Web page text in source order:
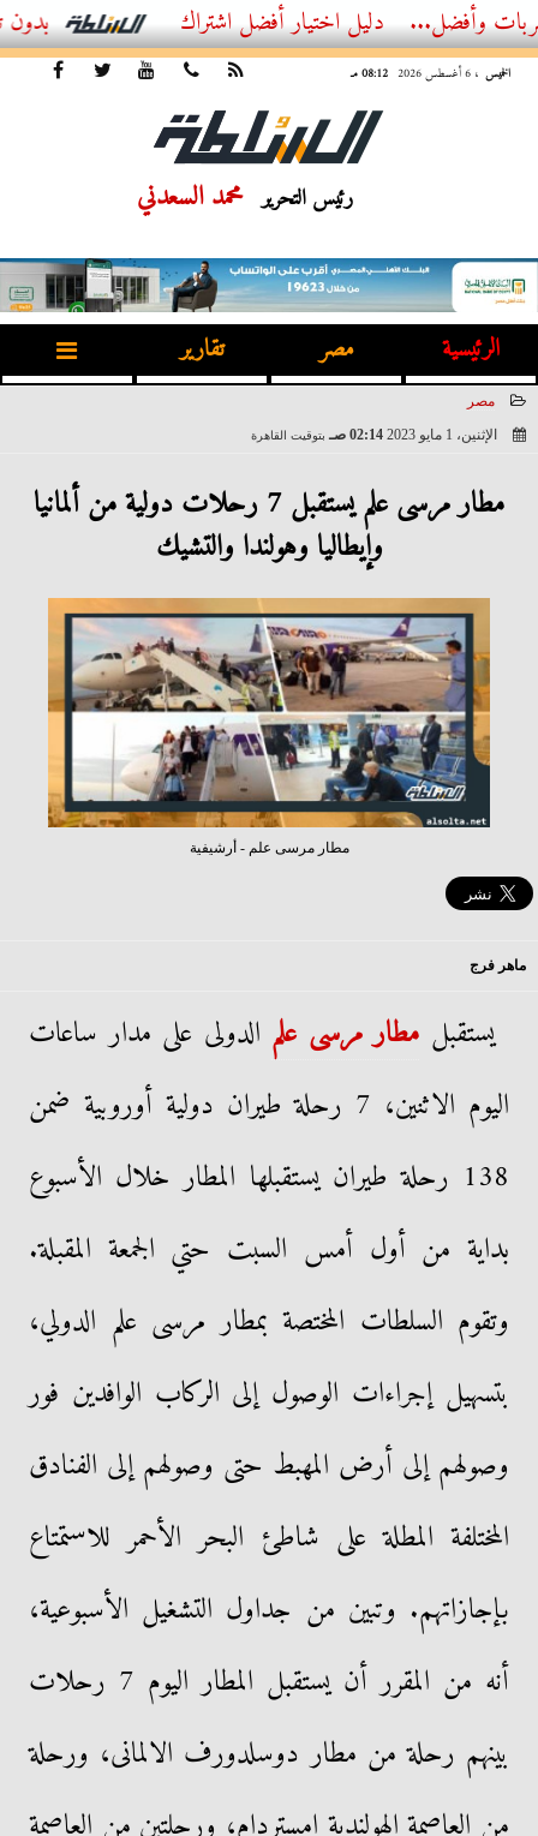
أفضل اشتراك IPTV بدون تقطيع 2026 – دليل المشاهد العصري
الخميس ، 6 أغسطس 2026 08:12 مـ
رئيس التحرير محمد السعدني
الرئيسية مصر تقارير
مصر
الإثنين، 1 مايو 2023
02:14 صـ بتوقيت القاهرة
مطار مرسى علم يستقبل 7 رحلات دولية من ألمانيا
وإيطاليا وهولندا والتشيك
مطار مرسى علم - أرشيفية
ماهر فرج
يستقبل مطار مرسى علم الدولى على مدار ساعات
اليوم الاثنين، 7 رحلة طيران دولية أوروبية ضمن
138 رحلة طيران يستقبلها المطار خلال الأسبوع
بداية من أول أمس السبت حتي الجمعة المقبلة.
وتقوم السلطات المختصة بمطار مرسى علم الدولي،
بتسهيل إجراءات الوصول إلى الركاب الوافدين فور
وصولهم إلى أرض المهبط حتى وصولهم إلى الفنادق
المختلفة المطلة على شاطئ البحر الأحمر للاستمتاع
بإجازاتهم. وتبين من جداول التشغيل الأسبوعية،
أنه من المقرر أن يستقبل المطار اليوم 7 رحلات
بينهم رحلة من مطار دوسلدورف الالمانى، ورحلة